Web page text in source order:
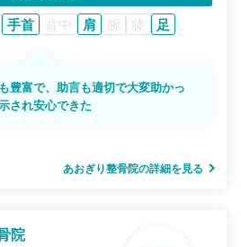
手首 背中 肩 腕 膝 足
豊富で、助言も適切で大変助かっ
され安心できた
あおぎり整骨院の詳細を見る
院